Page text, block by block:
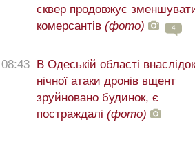
сквер продовжує
комерсантів (фото) 4
08:43 В Одеській області внаслідок
нічної атаки дронів вщент
зруйновано будинок, є
постраждалі (фото)